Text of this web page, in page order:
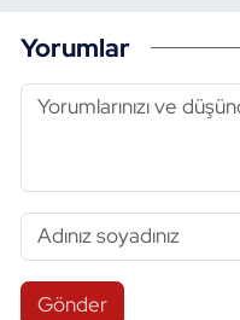
Yorumlar
Gönder